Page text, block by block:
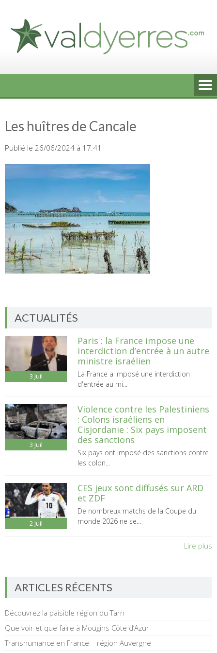
content
Les huîtres de Cancale
Publié le 26/06/2024 à 17:41
ACTUALITÉS
3 Juil
Paris : la France impose une
interdiction d’entrée à un autre
ministre israélien
La France a imposé une interdiction
d'entrée au mi...
3 Juil
Violence contre les Palestiniens
: Colons israéliens en
Cisjordanie : Six pays imposent
des sanctions
Six pays ont imposé des sanctions contre
les colon...
2 Juil
CES jeux sont diffusés sur ARD
et ZDF
De nombreux matchs de la Coupe du
monde 2026 ne se...
Lire plus
ARTICLES RÉCENTS
Découvrez la paisible région du Tarn
Que voir et que faire à Mougins Côte d’Azur
Transhumance en France – région Auvergne